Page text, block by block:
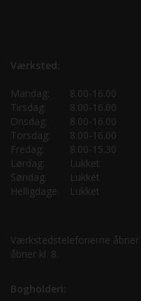
Værksted:
Mandag:
8.00-16.00
Tirsdag:
8.00-16.00
Onsdag:
8.00-16.00
Torsdag:
8.00-16.00
Fredag:
8.00-15.30
Lørdag:
Lukket
Søndag:
Lukket
Helligdage:
Lukket
Værkstedstelefonerne
åbner kl. 8.
Bogholderi: